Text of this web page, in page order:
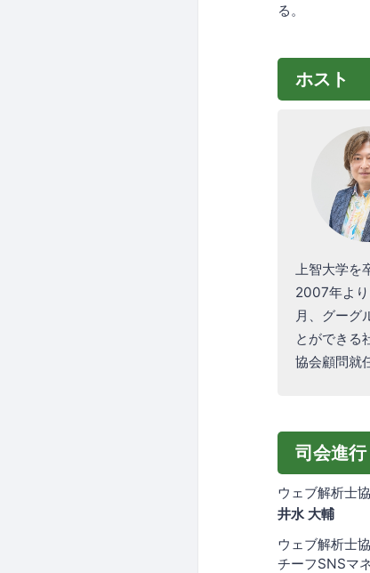
る。
ホスト
上智大学を
2007年よ
月、グーグ
とができる
協会顧問就
司会進行
ウェブ解析士
井水 大輔
ウェブ解析士
チーフSNSマ